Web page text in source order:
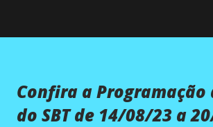
Confira a
do SBT de 14/08/23 a